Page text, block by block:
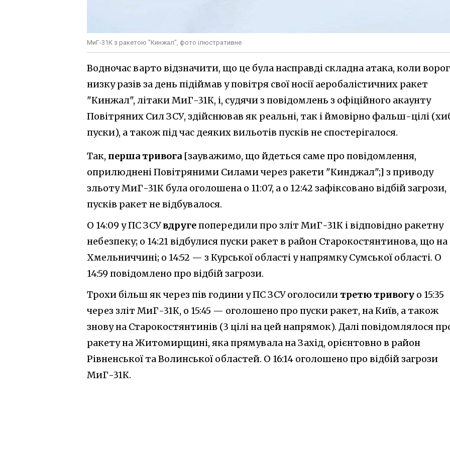
МиГ-31К з ракетою "Кинжал", фото ілюстративне
Водночас варто відзначити, що це була насправді складна атака, коли ворог
низку разів за день підіймав у повітря свої носії аеробалістичних ракет
"Кинжал", літаки МиГ-31К, і, судячи з повідомлень з офіційного акаунту
Повітряних Сил ЗСУ, здійснював як реальні, так і ймовірно фальш-цілі
пуски), а також під час деяких вильотів пусків не спостерігалося.
Так, перша тривога [зауважимо, що йдеться саме про повідомлення,
оприлюднені Повітряними Силами через ракети "Кинджал";] з приводу
зльоту МиГ-31К була оголошена о 11:07, а о 12:42 зафіксовано відбій загрози,
пусків ракет не відбувалося.
О 14:09 у ПС ЗСУвдругепопередили про зліт МиГ-31К і відповідно ракетну
небезпеку; о 14:21 відбулися пуски ракет в район Старокостянтинова, що на
Хмельниччині; о 14:52 — з Курської області у напрямку Сумської області. О
14:59 повідомлено про відбій загрози.
Трохи більш як через пів години у ПС ЗСУ оголосили третю тривогу о 15:35
через зліт МиГ-31К, о 15:45 — оголошено про пуски ракет, на Київ, а також
знову на Старокостянтинів (3 цілі на цей напрямок). Далі повідомлялося
ракету на Житомирщині, яка прямувала на Захід, орієнтовно в район
Рівненської та Волинської областей. О 16:14 оголошено про відбій загрози
МиГ-31К.